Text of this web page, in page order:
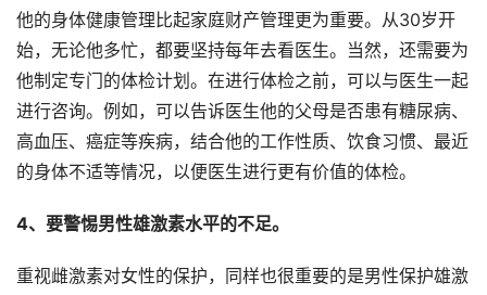
他的身体健康管理比起家庭财产管理更为重要。从30岁开
始，无论他多忙，都要坚持每年去看医生。当然，还需要为
他制定专门的体检计划。在进行体检之前，可以与医生一起
进行咨询。例如，可以告诉医生他的父母是否患有糖尿病、
高血压、癌症等疾病，结合他的工作性质、饮食习惯、最近
的身体不适等情况，以便医生进行更有价值的体检。
4、要警惕男性雄激素水平的不足。
重视雌激素对女性的保护，同样也很重要的是男性保护雄激